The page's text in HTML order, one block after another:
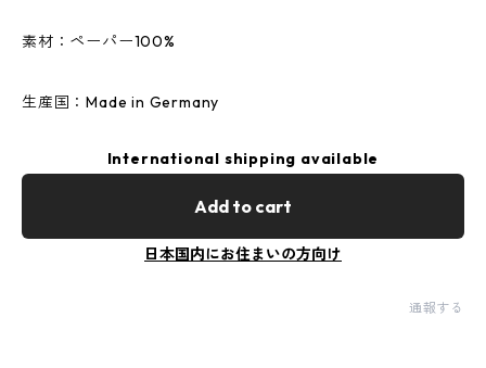
素材：ペーパー100%
生産国：Made in Germany
International shipping available
Add to cart
日本国内にお住まいの方向け
通報する